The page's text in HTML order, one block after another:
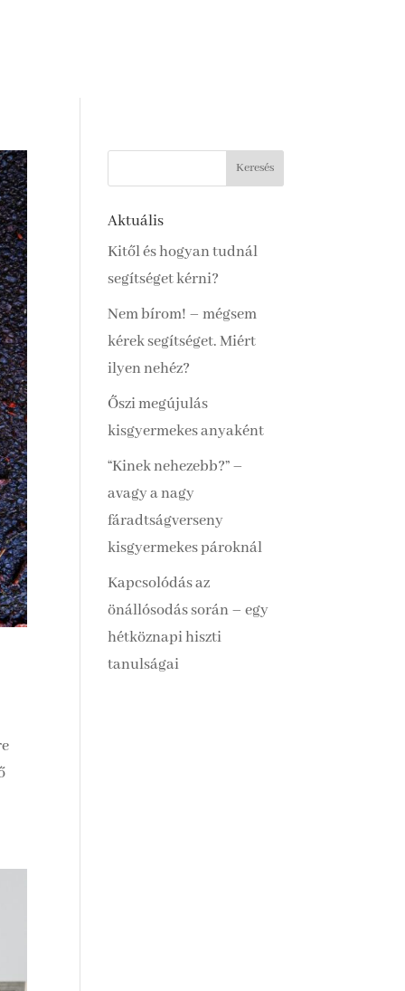
Aktuális
Kitől és hogyan tudnál
segítséget kérni?
Nem bírom! – mégsem
kérek segítséget. Miért
ilyen nehéz?
Őszi megújulás
kisgyermekes anyaként
“Kinek nehezebb?” –
avagy a nagy
fáradtságverseny
kisgyermekes pároknál
Kapcsolódás az
önállósodás során – egy
hétköznapi hiszti
tanulságai